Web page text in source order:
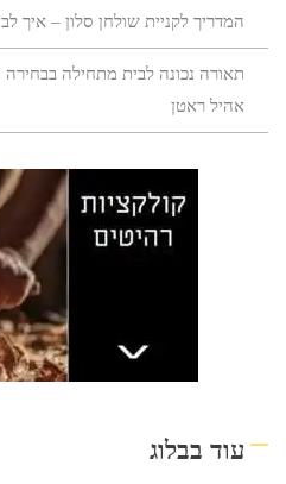
המדריך לקניית שולחן סלון – איך
תאורה נכונה לבית מתחילה
אהיל ראטן
עוד בבלוג